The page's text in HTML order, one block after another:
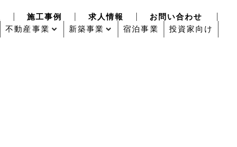
施工事例 求人情報
お問い合わせ
不動産事業 新築事業 宿泊事業 投資家向け